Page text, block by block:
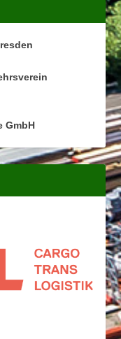
GmbH